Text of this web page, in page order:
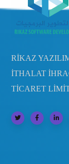
RİKAZ
İTHALAT
TİCARET